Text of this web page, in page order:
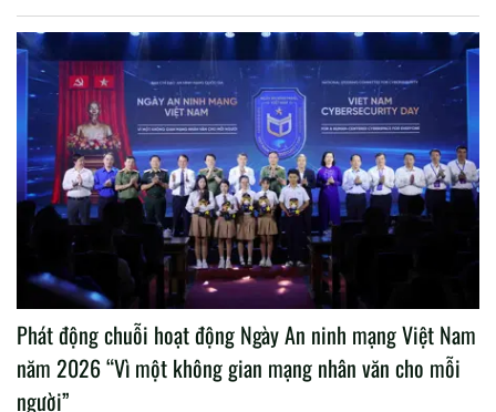
Phát động chuỗi hoạt động Ngày An ninh mạng Việt Nam
năm 2026 “Vì một không gian mạng nhân văn cho mỗi
người”